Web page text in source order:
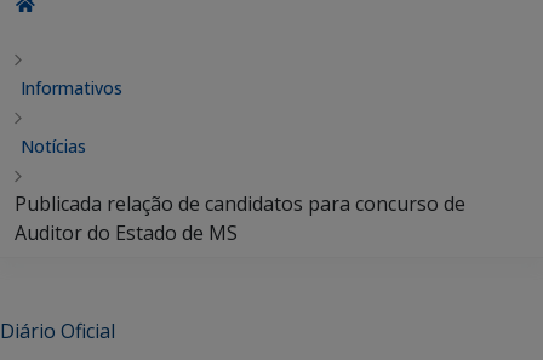
Informativos
Notícias
Publicada relação de candidatos para concurso de
Auditor do Estado de MS
Diário Oficial